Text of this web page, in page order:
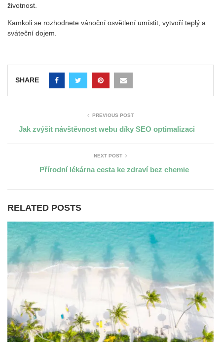
životnost.
Kamkoli se rozhodnete vánoční osvětlení umístit, vytvoří teplý a
sváteční dojem.
SHARE
PREVIOUS POST
Jak zvýšit návštěvnost webu díky SEO optimalizaci
NEXT POST
Přírodní lékárna cesta ke zdraví bez chemie
RELATED POSTS